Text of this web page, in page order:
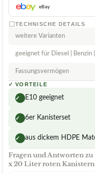
eBay
TECHNISCHE DETAILS
weitere Varianten
geeignet für Diesel |
Fassungsvermögen
✓ VORTEILE
✓ E10 geeignet
✓ 6er Kanisterset
✓ aus dickem HDPE
Fragen und Antworten
x 20 Liter roten Kanistern